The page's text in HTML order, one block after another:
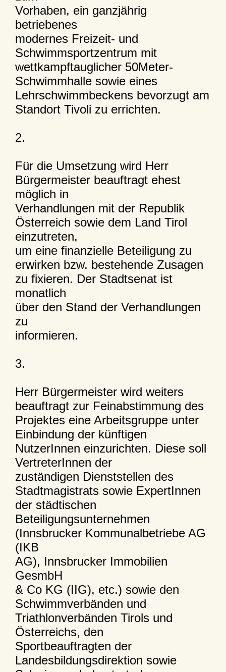
Vorhaben, ein ganzjährig
betriebenes
modernes Freizeit- und
Schwimmsportzentrum mit
wettkampftauglicher 50Meter-
Schwimmhalle sowie eines
Lehrschwimmbeckens bevorzugt am
Standort Tivoli zu errichten.
2.
Für die Umsetzung wird Herr
Bürgermeister beauftragt ehest
möglich in
Verhandlungen mit der Republik
Österreich sowie dem Land Tirol
einzutreten,
um eine finanzielle Beteiligung zu
erwirken bzw. bestehende Zusagen
zu fixieren. Der Stadtsenat ist
monatlich
über den Stand der Verhandlungen
zu
informieren.
3.
Herr Bürgermeister wird weiters
beauftragt zur Feinabstimmung des
Projektes eine Arbeitsgruppe unter
Einbindung der künftigen
NutzerInnen einzurichten. Diese soll
VertreterInnen der
zuständigen Dienststellen des
Stadtmagistrats sowie ExpertInnen
der städtischen
Beteiligungsunternehmen
(Innsbrucker Kommunalbetriebe AG
(IKB
AG), Innsbrucker Immobilien
GesmbH
& Co KG (IIG), etc.) sowie den
Schwimmverbänden und
Triathlonverbänden Tirols und
Österreichs, den
Sportbeauftragten der
Landesbildungsdirektion sowie